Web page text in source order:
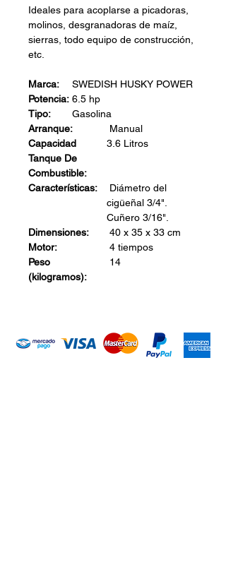
Ideales para acoplarse a picadoras,
molinos, desgranadoras de maíz,
sierras, todo equipo de construcción,
etc.
Marca:
SWEDISH HUSKY POWER
Potencia: 6.5 hp
Tipo:
Gasolina
Arranque:
Manual
Capacidad
Tanque De
Combustible:
3.6 Litros
Características:
Diámetro del
cigüeñal 3/4".
Cuñero 3/16".
Dimensiones:
40 x 35 x 33 cm
Motor:
4 tiempos
Peso
(kilogramos):
14